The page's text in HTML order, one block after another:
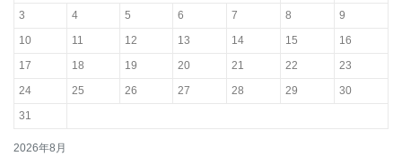
2026年8月
3
4 5 6 7 8
9
10
11 12 13 14 15
16
17
18 19 20 21 22
23
24
25 26 27 28 29
30
31